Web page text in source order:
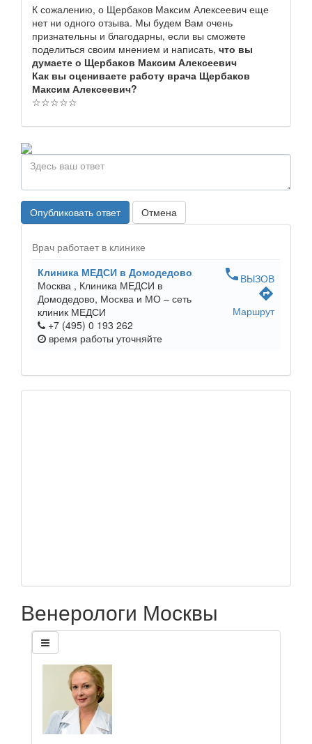
К сожалению, о Щербаков Максим Алексеевич еще
нет ни одного отзыва. Мы будем Вам очень
признательны и благодарны, если вы сможете
поделиться своим мнением и написать, что вы
думаете о Щербаков Максим Алексеевич
Как вы оцениваете работу врача Щербаков
Максим Алексеевич?
☆☆☆☆☆
Опубликовать ответ Отмена
Врач работает в клинике
Клиника МЕДСИ в Домодедово
Москва , Клиника МЕДСИ в
Домодедово, Москва и МО – сеть
клиник МЕДСИ
+7 (495) 0 193 262
время работы уточняйте
phone ВЫЗОВ
directions
Маршрут
Венерологи Москвы